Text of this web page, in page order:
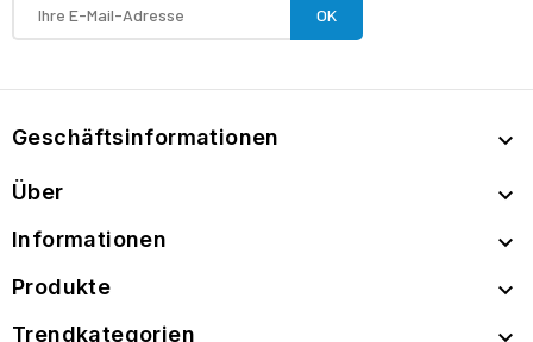
Geschäftsinformationen 
Über 
Informationen 
Produkte 
Trendkategorien